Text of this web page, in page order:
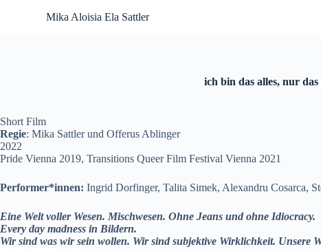
t
e
n
t
Mika Aloisia Ela Sattler
ich bin das alles, nur
Short Film
Regie: Mika Sattler und Offerus Ablinger
2022
Pride Vienna 2019, Transitions Queer Film Festival Vienna 2021
Performer*innen: Ingrid Dorfinger, Talita Simek, Alexandru Cosarca,
Eine Welt voller Wesen. Mischwesen. Ohne Jeans und ohne Idiocracy.
Every day madness in Bildern.
Wir sind was wir sein wollen. Wir sind subjektive Wirklichkeit. Unsere